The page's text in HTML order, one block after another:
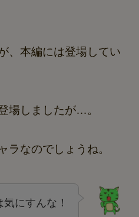
、本編には登場してい
場しましたが…。
ラなのでしょうね。
にすんな！